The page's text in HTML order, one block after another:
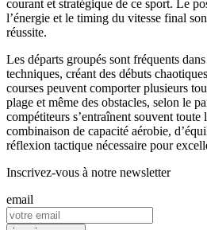
courant et stratégique de ce sport. Le
l’énergie et le timing du vitesse final
réussite.
Les départs groupés sont fréquents
techniques, créant des débuts
courses peuvent comporter plusieurs
plage et même des obstacles, selon le
compétiteurs s’entraînent souvent toute
combinaison de capacité aérobie,
réflexion tactique nécessaire pour
Inscrivez-vous à notre newsletter
email